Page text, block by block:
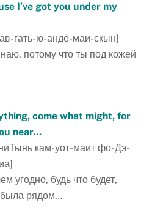
I’ve got you under my
гать-ю-андё-маи-скын]
потому что ты под кожей
come what might, for
near…
кам-уот-маит фо-Дэ-
угодно, будь что будет,
была рядом…